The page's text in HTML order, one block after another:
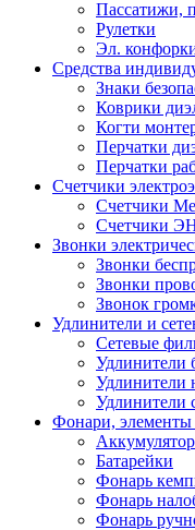
Пассатижи,
Рулетки
Эл.
Средства
Знаки
Коврики
Когти
Перчатки
Перчатки
Счетчики
Счетчики
Счетчики
Звонки
Звонки
Звонки
Звонок
Удлинители и
Сетевые
Удлинители
Удлинители
Удлинители
Фонари, элементы
Батарейки
Фонарь
Фонарь
Фонарь